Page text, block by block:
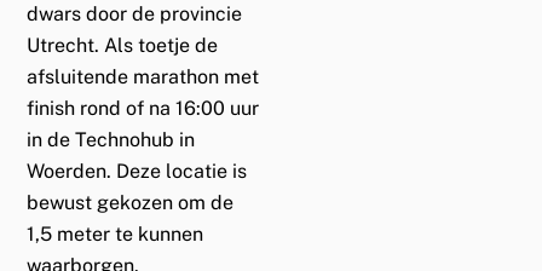
dwars door de provincie
Utrecht. Als toetje de
afsluitende marathon met
finish rond of na 16:00 uur
in de Technohub in
Woerden. Deze locatie is
bewust gekozen om de
1,5 meter te kunnen
waarborgen.